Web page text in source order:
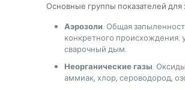
Основные группы показателей
Аэрозоли. Общая
конкретного происхождения:
сварочный дым.
Неорганические газы.
аммиак, хлор, сероводород,